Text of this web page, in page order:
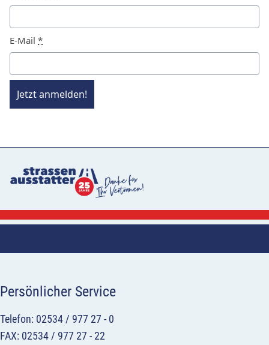
E-Mail *
Jetzt anmelden!
Persönlicher Service
Telefon: 02534 / 977 27 - 0
FAX: 02534 / 977 27 - 22